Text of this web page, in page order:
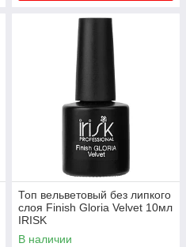
Топ вельветовый без липкого
слоя Finish Gloria Velvet 10мл
IRISK
В наличии